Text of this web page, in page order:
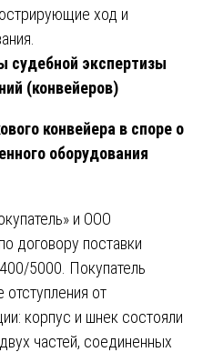
ход и
судебной экспертизы
(конвейеров)
конвейера в споре о
оборудования
и ООО
договору поставки
5000. Покупатель
от
корпус и шнек состояли
частей, соединенных